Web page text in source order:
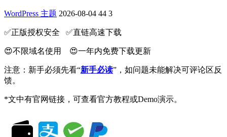
WordPress 主题 2026-08-04 44 3
✅️正版授权安全 ✅️直链高速下载
😍不限域名使用 😍一年内免费下载更新
注意：新手必须先看“新手必读”，如问题未能解决可评论区反
馈。
*文中有官网链接，可查看官方教程或Demo演示。